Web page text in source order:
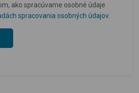
ako spracúvame osobné údaje
spracovania osobných údajov.